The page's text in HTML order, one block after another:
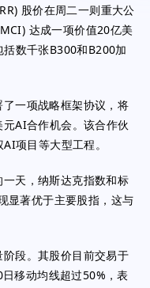
股价在周二一则重大公
达成一项价值20亿美
数千张B300和B200加
一项战略框架协议，将
AI合作机会。该合作伙
项目等大型工程。
天，纳斯达克指数和标
显著优于主要股指，这与
段。其股价目前交易于
移动均线超过50%，表